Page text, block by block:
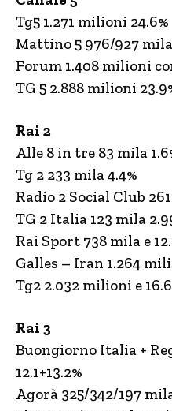
Tg5 1.271 milioni 24.6%
Mattino 5 976/927 mila
Forum 1.408 milioni
TG 5 2.888 milioni
Rai 2
Alle 8 in tre 83 mila
Tg 2 233 mila 4.4%
Radio 2 Social Club
TG 2 Italia 123 mila
Rai Sport 738 mila e
Galles – Iran 1.264
Tg2 2.032 milioni e
Rai 3
Buongiorno Italia +
12.1+13.2%
Agorà 325/342/197